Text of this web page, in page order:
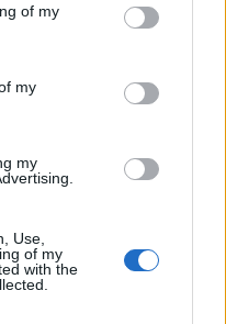
of my
my
my
Use,
of my
with the